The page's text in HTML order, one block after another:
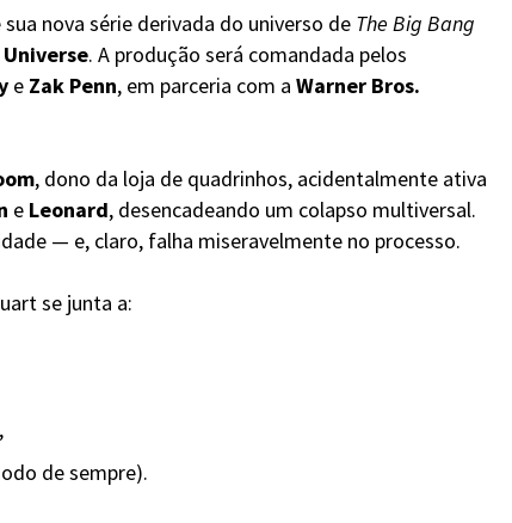
nova série derivada do universo de The Big Bang
. A produção será comandada pelos
e Zak Penn, em parceria com a Warner Bros.
, dono da loja de quadrinhos, acidentalmente ativa
eLeonard, desencadeando um colapso multiversal.
— e, claro, falha miseravelmente no processo.
se junta a:
de sempre).